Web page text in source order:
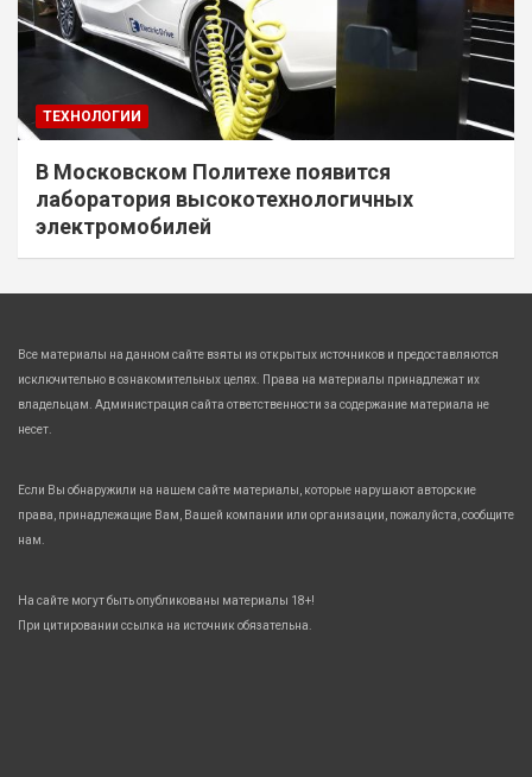
ТЕХНОЛОГИИ
В Московском Политехе появится
лаборатория высокотехнологичных
электромобилей
Все материалы на данном сайте взяты из открытых источников и предоставляются
исключительно в ознакомительных целях. Права на материалы принадлежат их
владельцам. Администрация сайта ответственности за содержание материала не
несет.
Если Вы обнаружили на нашем сайте материалы, которые нарушают авторские
права, принадлежащие Вам, Вашей компании или организации, пожалуйста, сообщите
нам.
На сайте могут быть опубликованы материалы 18+!
При цитировании ссылка на источник обязательна.